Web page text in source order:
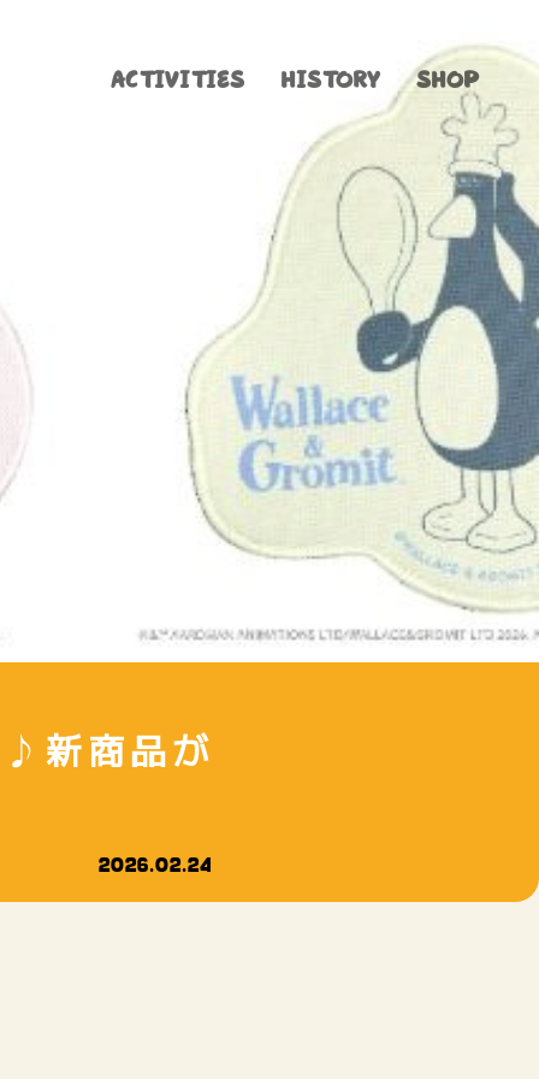
ACTIVITIES HISTORY SHOP
♪新商品が
2026.02.24